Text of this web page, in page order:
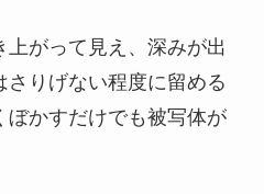
がって見え、深みが出
さりげない程度に留める
ぼかすだけでも被写体が